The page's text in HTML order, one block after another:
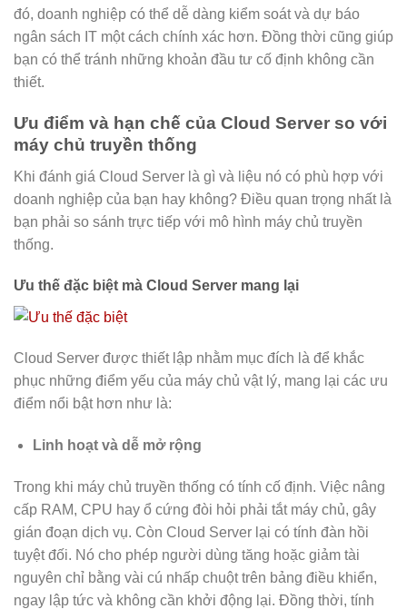
đó, doanh nghiệp có thể dễ dàng kiểm soát và dự báo
ngân sách IT một cách chính xác hơn. Đồng thời cũng giúp
bạn có thể tránh những khoản đầu tư cố định không cần
thiết.
Ưu điểm và hạn chế của Cloud Server so với
máy chủ truyền thống
Khi đánh giá Cloud Server là gì và liệu nó có phù hợp với
doanh nghiệp của bạn hay không? Điều quan trọng nhất là
bạn phải so sánh trực tiếp với mô hình máy chủ truyền
thống.
Ưu thế đặc biệt mà Cloud Server mang lại
Cloud Server được thiết lập nhằm mục đích là để khắc
phục những điểm yếu của máy chủ vật lý, mang lại các ưu
điểm nổi bật hơn như là:
Linh hoạt và dễ mở rộng
Trong khi máy chủ truyền thống có tính cố định. Việc nâng
cấp RAM, CPU hay ổ cứng đòi hỏi phải tắt máy chủ, gây
gián đoạn dịch vụ. Còn Cloud Server lại có tính đàn hồi
tuyệt đối. Nó cho phép người dùng tăng hoặc giảm tài
nguyên chỉ bằng vài cú nhấp chuột trên bảng điều khiển,
ngay lập tức và không cần khởi động lại. Đồng thời, tính